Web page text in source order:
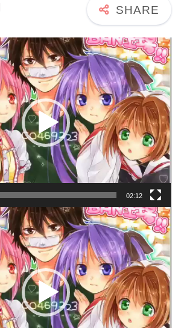
02:12